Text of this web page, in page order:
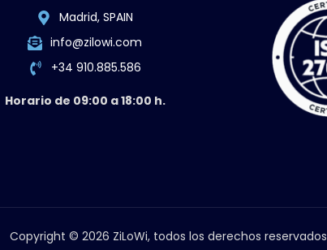
Madrid, SPAIN
info@zilowi.com
+34 910.885.586
Horario de 09:00 a 18:00 h.
Copyright © 2026 ZiLoWi, todos los derechos reservados